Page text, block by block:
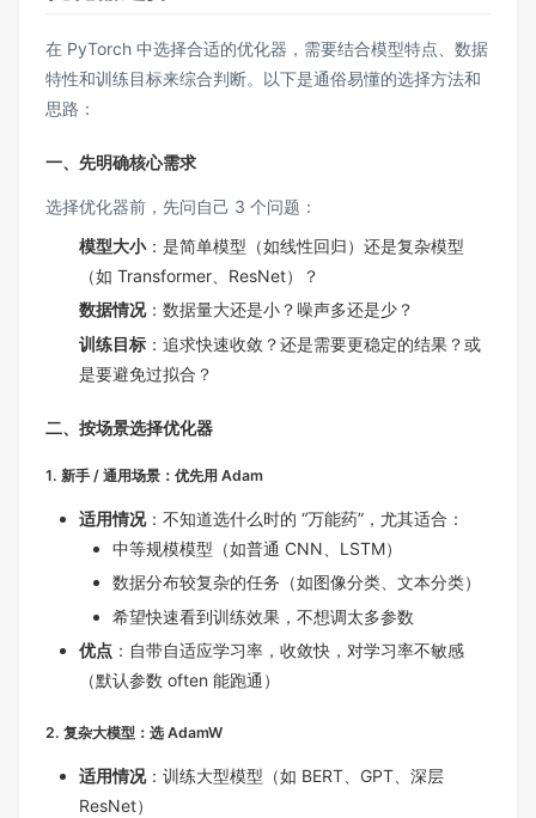
在 PyTorch 中选择合适的优化器，需要结合模型特点、数据
特性和训练目标来综合判断。以下是通俗易懂的选择方法和
思路：
一、先明确核心需求
选择优化器前，先问自己 3 个问题：
模型大小：是简单模型（如线性回归）还是复杂模型
（如 Transformer、ResNet）？
数据情况：数据量大还是小？噪声多还是少？
训练目标 ：追求快速收敛？还是需要更稳定的结果？或
是要避免过拟合？
二、按场景选择优化器
1. 新手 / 通用场景：优先用 Adam
适用情况：不知道选什么时的 “万能药”，尤其适合：
中等规模模型（如普通 CNN、LSTM）
数据分布较复杂的任务（如图像分类、文本分类）
希望快速看到训练效果，不想调太多参数
优点 ：自带自适应学习率，收敛快，对学习率不敏感
（默认参数 often 能跑通）
2. 复杂大模型：选 AdamW
适用情况：训练大型模型（如 BERT、GPT、深层
ResNet）